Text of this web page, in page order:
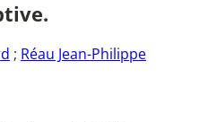
; Réau Jean-Philippe